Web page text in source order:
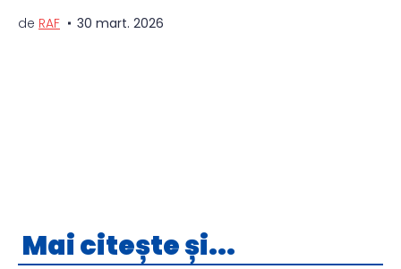
de RAF 30 mart. 2026
Mai citește și...